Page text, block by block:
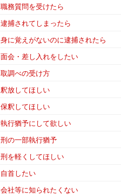
職務質問を受けたら
逮捕されてしまったら
身に覚えがないのに逮捕されたら
面会・差し入れをしたい
取調べの受け方
釈放してほしい
保釈してほしい
執行猶予にして欲しい
刑の一部執行猶予
刑を軽くしてほしい
自首したい
会社等に知られたくない